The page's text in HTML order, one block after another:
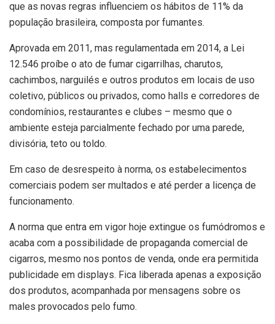
que as novas regras influenciem os hábitos de 11% da
população brasileira, composta por fumantes.
Aprovada em 2011, mas regulamentada em 2014, a Lei
12.546 proíbe o ato de fumar cigarrilhas, charutos,
cachimbos, narguilés e outros produtos em locais de uso
coletivo, públicos ou privados, como halls e corredores de
condomínios, restaurantes e clubes – mesmo que o
ambiente esteja parcialmente fechado por uma parede,
divisória, teto ou toldo.
Em caso de desrespeito à norma, os estabelecimentos
comerciais podem ser multados e até perder a licença de
funcionamento.
A norma que entra em vigor hoje extingue os fumódromos e
acaba com a possibilidade de propaganda comercial de
cigarros, mesmo nos pontos de venda, onde era permitida
publicidade em displays. Fica liberada apenas a exposição
dos produtos, acompanhada por mensagens sobre os
males provocados pelo fumo.